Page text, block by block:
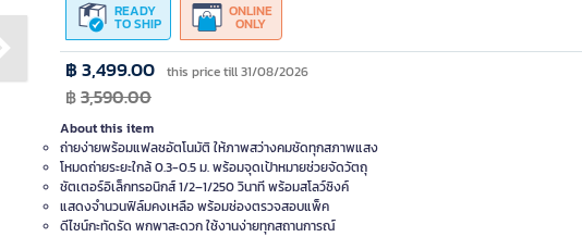
Next slide
READY
TO SHIP
ONLINE
ONLY
฿ 3,499.00 this price till 31/08/2026
฿3,590.00
About this item
ถ่ายง่ายพร้อมแฟลชอัตโนมัติ ให้ภาพสว่างคมชัดทุกสภาพแสง
โหมดถ่ายระยะใกล้ 0.3-0.5 ม. พร้อมจุดเป้าหมายช่วยจัดวัตถุ
ชัตเตอร์อิเล็กทรอนิกส์ 1/2–1/250 วินาที พร้อมสโลว์ซิงค์
แสดงจำนวนฟิล์มคงเหลือ พร้อมช่องตรวจสอบแพ็ค
ดีไซน์กะทัดรัด พกพาสะดวก ใช้งานง่ายทุกสถานการณ์